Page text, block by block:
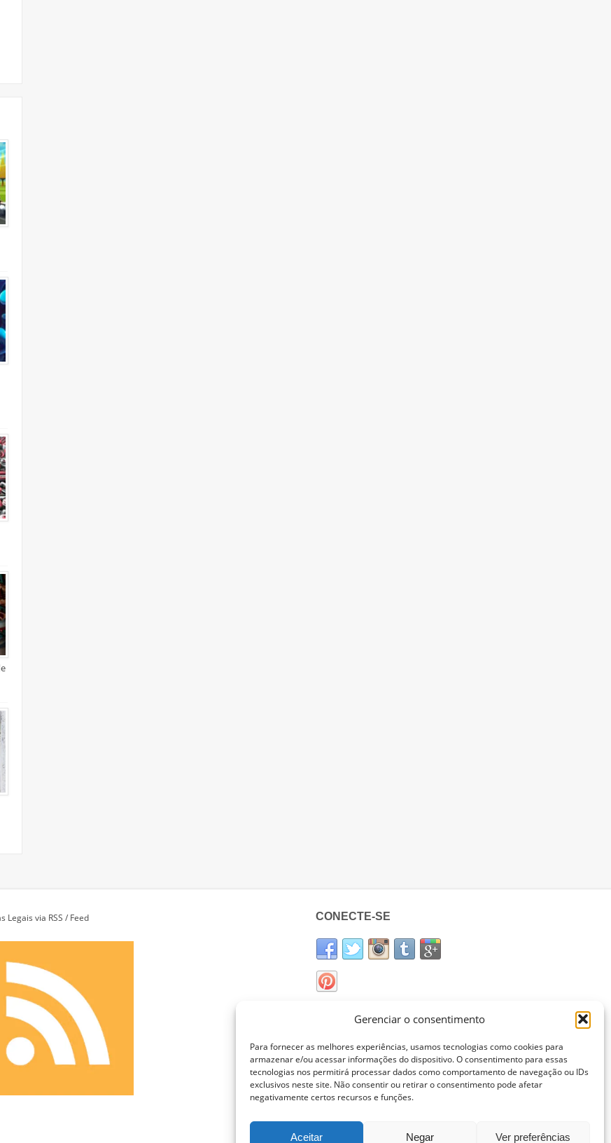
Gerenciar o consentimento
Para fornecer as melhores experiências, usamos tecnologias como cookies para
armazenar e/ou acessar informações do dispositivo. O consentimento para essas
tecnologias nos permitirá processar dados como comportamento de navegação ou IDs
exclusivos neste site. Não consentir ou retirar o consentimento pode afetar
negativamente certos recursos e funções.
Aceitar Negar Ver preferências
Legais via RSS / Feed CONECTE-SE